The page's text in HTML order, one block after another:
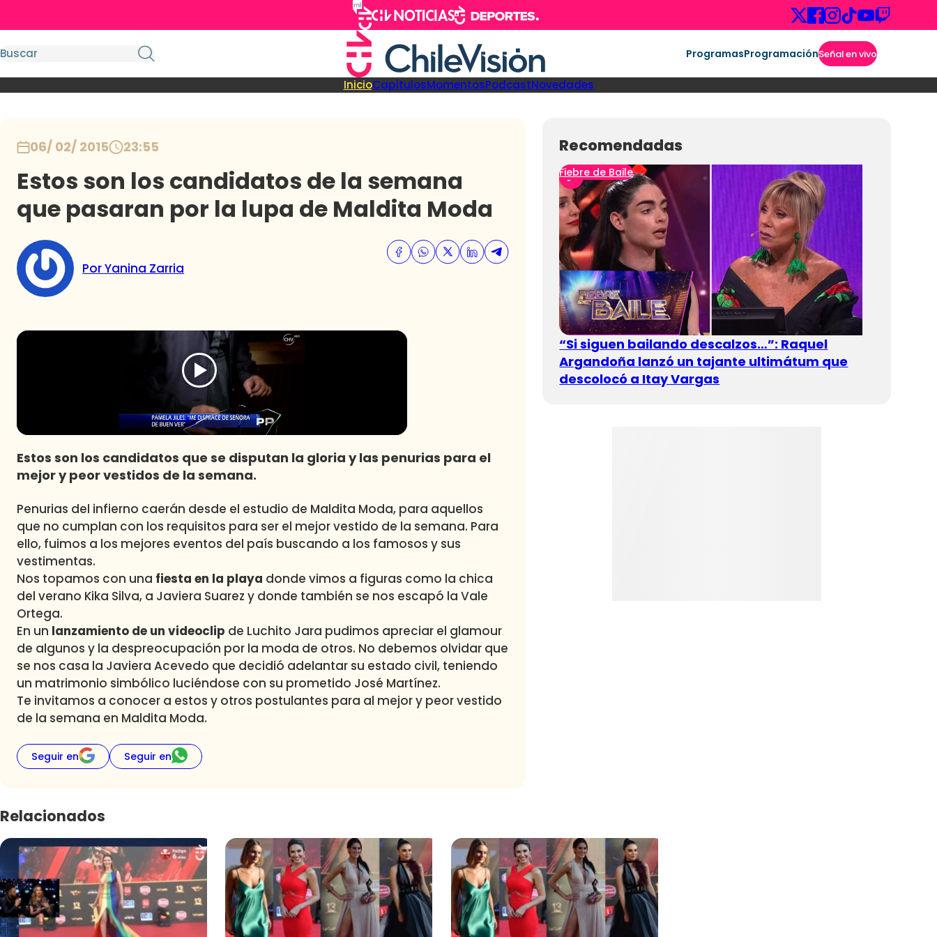
ProgramasProgramaciónSeñal en vivo
InicioCapítulosMomentosPodcastNovedades
06/ 02/ 2015 23:55
Estos son los candidatos de la semana
que pasaran por la lupa de Maldita Moda
Por Yanina Zarria
Estos son los candidatos que se disputan la gloria y las penurias para el
mejor y peor vestidos de la semana.
Penurias del infierno caerán desde el estudio de Maldita Moda, para aquellos
que no cumplan con los requisitos para ser el mejor vestido de la semana. Para
ello, fuimos a los mejores eventos del país buscando a los famosos y sus
vestimentas.
Nos topamos con una fiesta en la playa donde vimos a figuras como la chica
del verano Kika Silva, a Javiera Suarez y donde también se nos escapó la Vale
Ortega.
En un lanzamiento de un videoclip de Luchito Jara pudimos apreciar el glamour
de algunos y la despreocupación por la moda de otros. No debemos olvidar que
se nos casa la Javiera Acevedo que decidió adelantar su estado civil, teniendo
un matrimonio simbólico luciéndose con su prometido José Martínez.
Te invitamos a conocer a estos y otros postulantes para al mejor y peor vestido
de la semana en Maldita Moda.
Seguir en Seguir en
Recomendadas
Fiebre de Baile
“Si siguen bailando descalzos…”: Raquel
Argandoña lanzó un tajante ultimátum que
descolocó a Itay Vargas
Relacionados